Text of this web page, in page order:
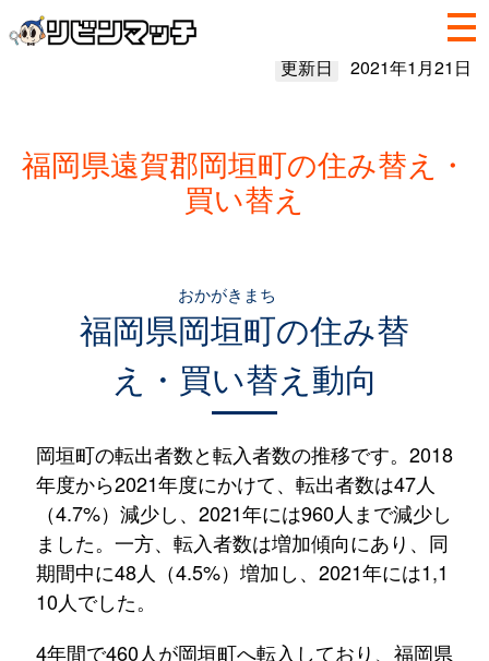
更新日 2021年1月21日
福岡県遠賀郡岡垣町の住み替え・
買い替え
福岡県岡垣町
おかがきまち
の住み替
え・買い替え動向
岡垣町の転出者数と転入者数の推移です。2018
年度から2021年度にかけて、転出者数は47人
（4.7%）減少し、2021年には960人まで減少し
ました。一方、転入者数は増加傾向にあり、同
期間中に48人（4.5%）増加し、2021年には1,1
10人でした。
4年間で460人が岡垣町へ転入しており、福岡県